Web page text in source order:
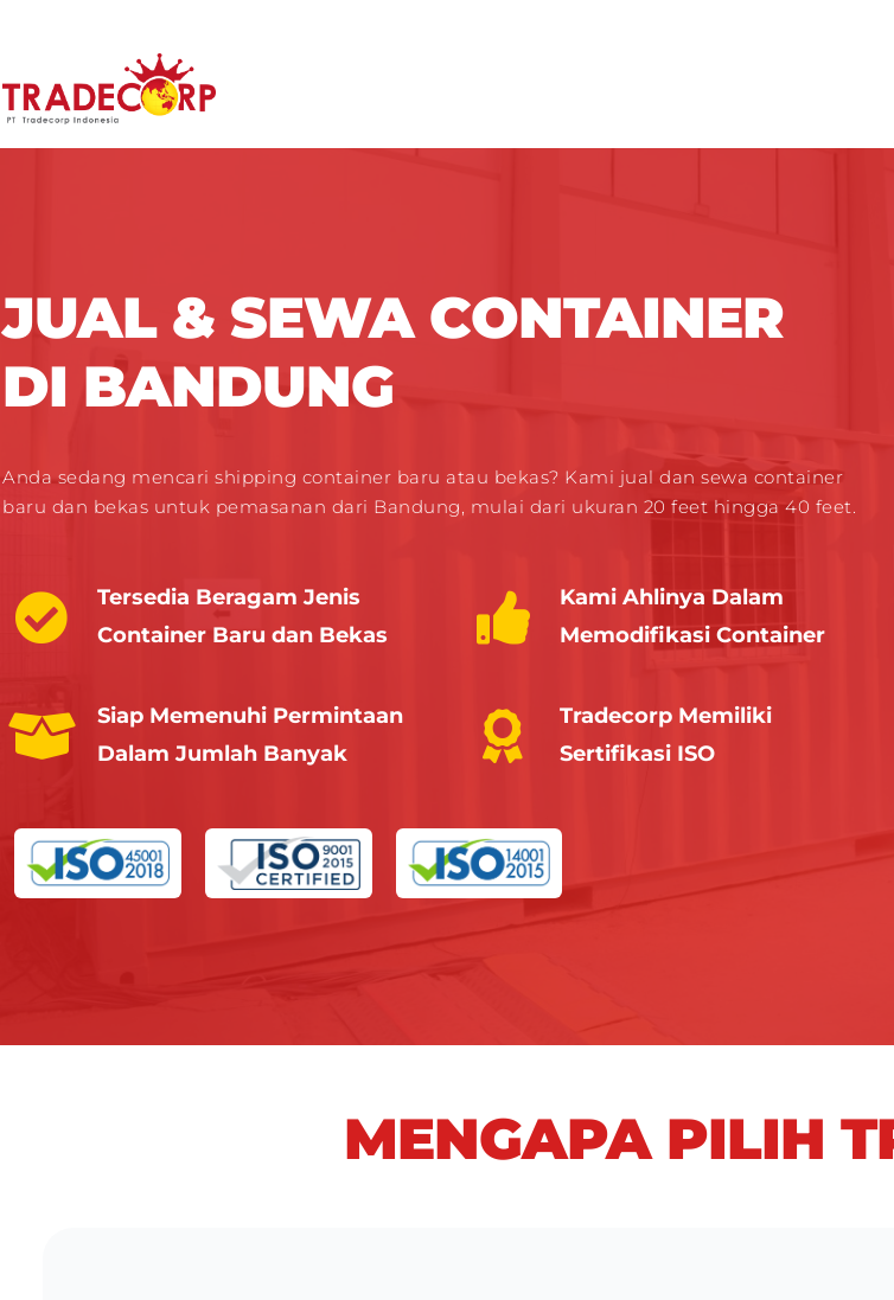
JUAL & SEWA CONTAINER
DI BANDUNG
Anda sedang mencari shipping container baru atau bekas? Kami jual dan sewa container
baru dan bekas untuk pemasanan dari Bandung, mulai dari ukuran 20 feet hingga 40 feet.
Tersedia Beragam Jenis
Container Baru dan Bekas
Kami Ahlinya Dalam
Memodifikasi Container
Siap Memenuhi Permintaan
Dalam Jumlah Banyak
Tradecorp Memiliki
Sertifikasi ISO
MENGAPA PILIH